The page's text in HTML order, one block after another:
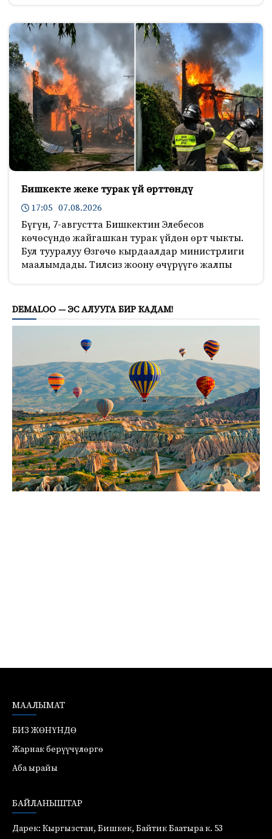
Бишкекте жеке турак үй өрттөндү
17:05 07.08.2026
Бүгүн, 7-августта Бишкектин Элебесов
көчөсүндө жайгашкан турак үйдөн өрт чыкты.
Бул тууралуу Өзгөчө кырдаалдар министрлиги
маалымдады. Тилсиз жоону өчүрүүгө жалпы
DEMALOO — ЭС АЛУУГА БИР КАДАМ!
МААЛЫМАТ
БИЗ ЖӨНҮНДӨ
Жарнак берүүчүлөргө
Аба ырайы
БАЙЛАНЫШТАР
Дарек: Кыргызстан, Бишкек, Байтик Баатыра к. 53